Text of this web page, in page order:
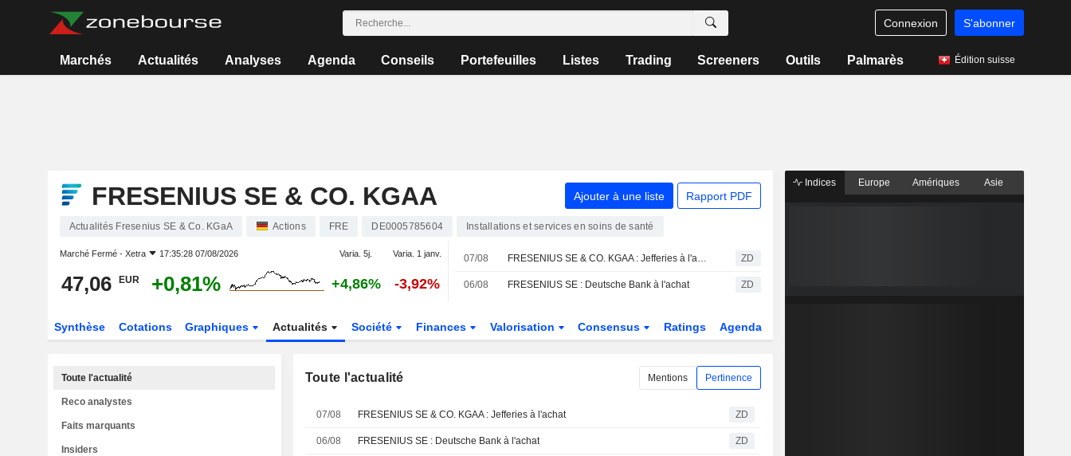
Connexion S'abonner
Marchés Actualités Analyses Agenda Conseils Portefeuilles Listes Trading Screeners Outils Palmarès Édition suisse
FRESENIUS SE & CO. KGAA Ajouter à une liste Rapport PDF
Actualités Fresenius SE & Co. KGaA Actions FRE DE0005785604 Installations et services en soins de santé
Marché Fermé - Xetra 17:35:28 07/08/2026 Varia. 5j. Varia. 1 janv.
47,06 EUR +0,81% +4,86% -3,92%
07/08 FRESENIUS SE & CO. KGAA : Jefferies à l'achat ZD
06/08 FRESENIUS SE : Deutsche Bank à l'achat ZD
Synthèse Cotations Graphiques Actualités Société Finances Valorisation Consensus Ratings Agenda
Toute l'actualité Mentions Pertinence
07/08 FRESENIUS SE & CO. KGAA : Jefferies à l'achat ZD
06/08 FRESENIUS SE : Deutsche Bank à l'achat ZD
Toute l'actualité
Reco analystes
Faits marquants
Insiders
Indices Europe Amériques Asie